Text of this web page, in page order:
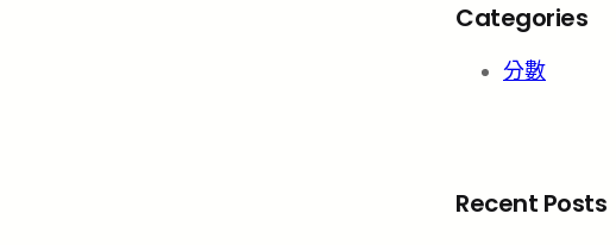
Categories
分數
Recent Posts